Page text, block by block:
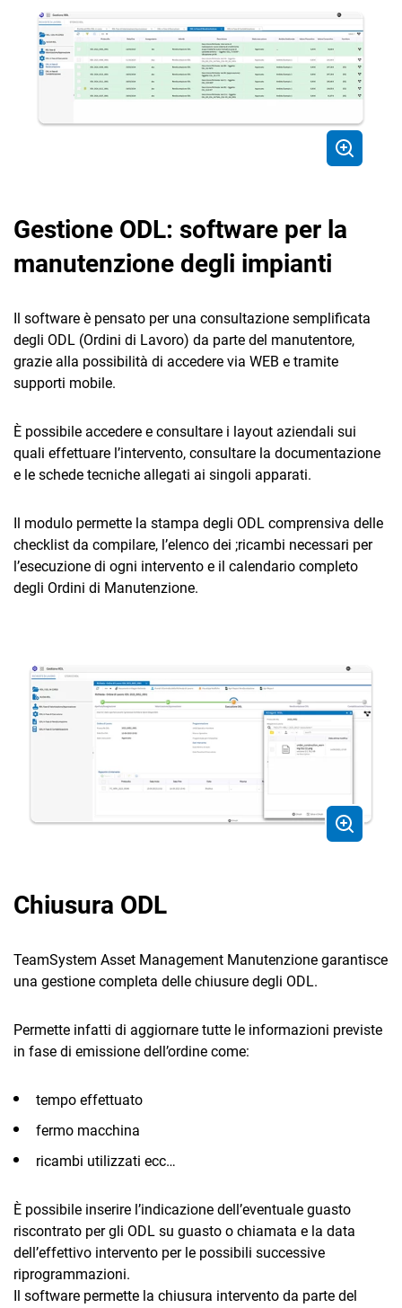
Email Marketing
Fatturazione
HR
Trust Services
TeamSystem Store
Gestione
Adempimenti
di Intervento
Emissione Ordini
di Manutenzione
Gestione ODL
Cruscotto
Gestione ODL: software per la
manutenzione degli impianti
Il software è pensato per una consultazione semplificata
degli ODL (Ordini di Lavoro) da parte del manutentore,
grazie alla possibilità di accedere via WEB e tramite
supporti mobile.
È possibile accedere e consultare i layout aziendali sui
quali effettuare l’intervento, consultare la documentazione
e le schede tecniche allegati ai singoli apparati.
Il modulo permette la stampa degli ODL comprensiva delle
checklist da compilare, l’elenco dei ;ricambi necessari per
l’esecuzione di ogni intervento e il calendario completo
degli Ordini di Manutenzione.
Chiusura ODL
TeamSystem Asset Management Manutenzione garantisce
una gestione completa delle chiusure degli ODL.
Permette infatti di aggiornare tutte le informazioni previste
in fase di emissione dell’ordine come:
tempo effettuato
fermo macchina
ricambi utilizzati ecc…
È possibile inserire l’indicazione dell’eventuale guasto
riscontrato per gli ODL su guasto o chiamata e la data
dell’effettivo intervento per le possibili successive
riprogrammazioni.
Il software permette la chiusura intervento da parte del